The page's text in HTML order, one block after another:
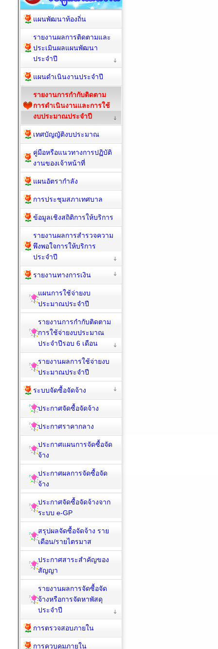
แผนพัฒนาท้องถิ่น
รายงานผลการติดตามและ
ประเมินผลแผนพัฒนา
ประจำปี
แผนดำเนินงานประจำปี
รายงานการกำกับติดตาม
การดำเนินงานและการใช้
งบประมาณประจำปี
เทศบัญญัติงบประมาณ
คู่มือหรือแนวทางการปฏิบัติ
งานของเจ้าหน้าที่
แผนอัตรากำลัง
การประชุมสภาเทศบาล
ข้อมูลเชิงสถิติการให้บริการ
รายงานผลการสำรวจความ
พึงพอใจการให้บริการ
ประจำปี
รายงานทางการเงิน
แผนการใช้จ่ายงบ
ประมาณประจำปี
รายงานการกำกับติดตาม
การใช้จ่ายงบประมาณ
ประจำปีรอบ 6 เดือน
รายงานผลการใช้จ่ายงบ
ประมาณประจำปี
ระบบจัดซื้อจัดจ้าง
ประกาศจัดซื้อจัดจ้าง
ประกาศราคากลาง
ประกาศแผนการจัดซื้อจัด
จ้าง
ประกาศผลการจัดซื้อจัด
จ้าง
ประกาศจัดซื้อจัดจ้างจาก
ระบบ e-GP
สรุปผลจัดซื้อจัดจ้าง ราย
เดือน/รายไตรมาส
ประกาศสาระสำคัญของ
สัญญา
รายงานผลการจัดซื้อจัด
จ้างหรือการจัดหาพัสดุ
ประจำปี
การตรวจสอบภายใน
การควบคุมภายใน